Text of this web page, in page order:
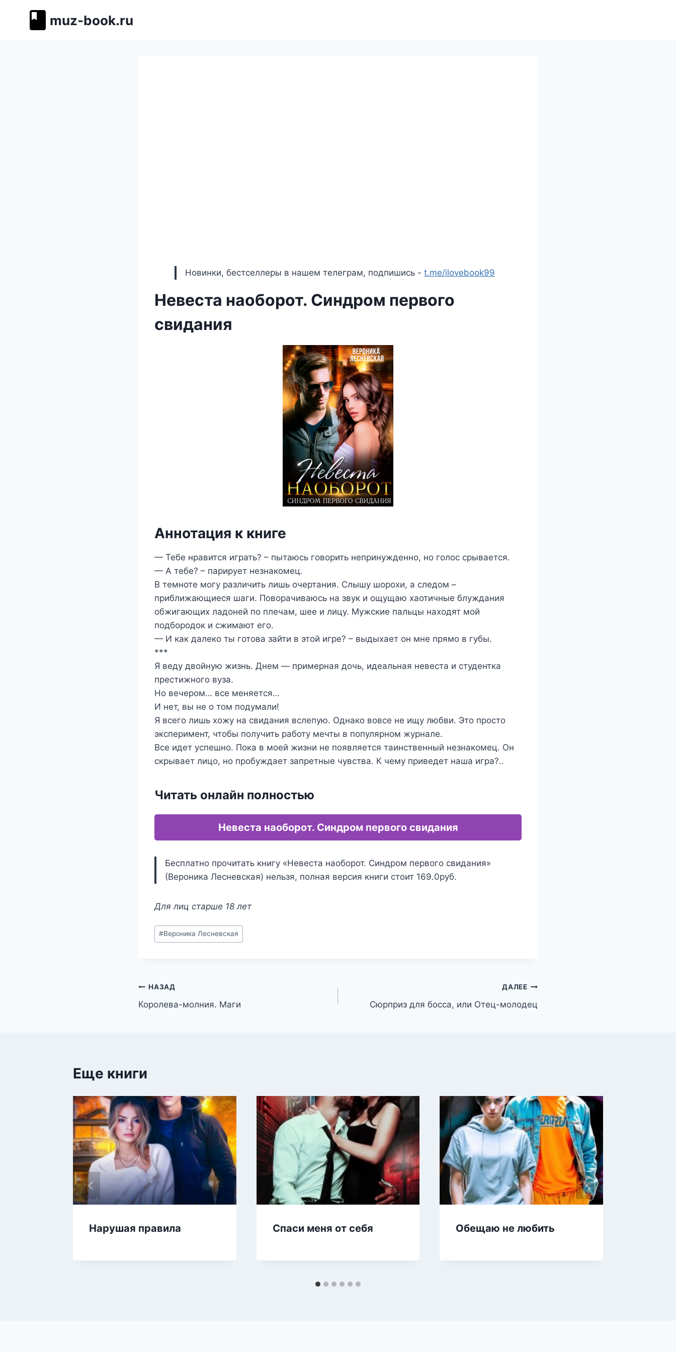
muz-book.ru
Новинки, бестселлеры в нашем телеграм, подпишись - t.me/ilovebook99
Невеста наоборот. Синдром первого
свидания
Аннотация к книге
— Тебе нравится играть? – пытаюсь говорить непринужденно, но голос срывается.
— А тебе? – парирует незнакомец.
В темноте могу различить лишь очертания. Слышу шорохи, а следом –
приближающиеся шаги. Поворачиваюсь на звук и ощущаю хаотичные блуждания
обжигающих ладоней по плечам, шее и лицу. Мужские пальцы находят мой
подбородок и сжимают его.
— И как далеко ты готова зайти в этой игре? – выдыхает он мне прямо в губы.
***
Я веду двойную жизнь. Днем — примерная дочь, идеальная невеста и студентка
престижного вуза.
Но вечером… все меняется…
И нет, вы не о том подумали!
Я всего лишь хожу на свидания вслепую. Однако вовсе не ищу любви. Это просто
эксперимент, чтобы получить работу мечты в популярном журнале.
Все идет успешно. Пока в моей жизни не появляется таинственный незнакомец. Он
скрывает лицо, но пробуждает запретные чувства. К чему приведет наша игра?..
Читать онлайн полностью
Невеста наоборот. Синдром первого свидания
Бесплатно прочитать книгу «Невеста наоборот. Синдром первого свидания»
(Вероника Лесневская) нельзя, полная версия книги стоит 169.0руб.
Для лиц старше 18 лет
Метки
записи:
#Вероника Лесневская
Навигация
по
НАЗАД
Королева-молния. Маги
ДАЛЕЕ
Сюрприз для босса, или Отец-молодец
Еще книги
Нарушая правила Спаси меня от себя Обещаю не любить